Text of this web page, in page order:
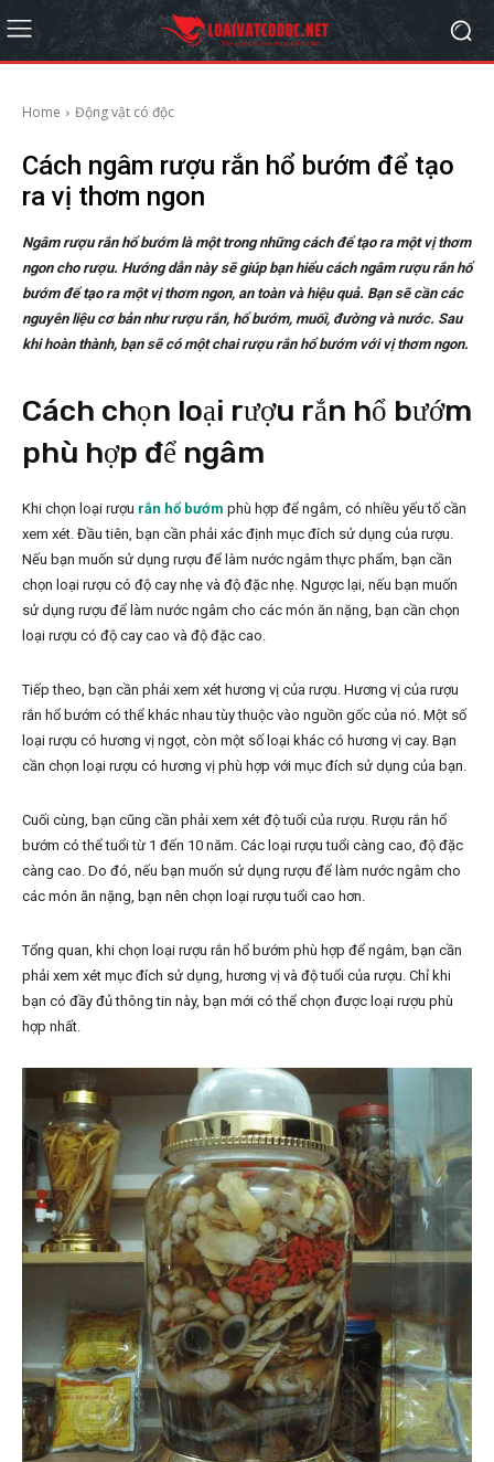
Home Động vật có độc
Cách ngâm rượu rắn hổ bướm để tạo
ra vị thơm ngon
Ngâm rượu rắn hổ bướm là một trong những cách để tạo ra một vị thơm
ngon cho rượu. Hướng dẫn này sẽ giúp bạn hiểu cách ngâm rượu rắn hổ
bướm để tạo ra một vị thơm ngon, an toàn và hiệu quả. Bạn sẽ cần các
nguyên liệu cơ bản như rượu rắn, hổ bướm, muối, đường và nước. Sau
khi hoàn thành, bạn sẽ có một chai rượu rắn hổ bướm với vị thơm ngon.
Cách chọn loại rượu rắn hổ bướm
phù hợp để ngâm
Khi chọn loại rượu rắn hổ bướm phù hợp để ngâm, có nhiều yếu tố cần
xem xét. Đầu tiên, bạn cần phải xác định mục đích sử dụng của rượu.
Nếu bạn muốn sử dụng rượu để làm nước ngâm thực phẩm, bạn cần
chọn loại rượu có độ cay nhẹ và độ đặc nhẹ. Ngược lại, nếu bạn muốn
sử dụng rượu để làm nước ngâm cho các món ăn nặng, bạn cần chọn
loại rượu có độ cay cao và độ đặc cao.
Tiếp theo, bạn cần phải xem xét hương vị của rượu. Hương vị của rượu
rắn hổ bướm có thể khác nhau tùy thuộc vào nguồn gốc của nó. Một số
loại rượu có hương vị ngọt, còn một số loại khác có hương vị cay. Bạn
cần chọn loại rượu có hương vị phù hợp với mục đích sử dụng của bạn.
Cuối cùng, bạn cũng cần phải xem xét độ tuổi của rượu. Rượu rắn hổ
bướm có thể tuổi từ 1 đến 10 năm. Các loại rượu tuổi càng cao, độ đặc
càng cao. Do đó, nếu bạn muốn sử dụng rượu để làm nước ngâm cho
các món ăn nặng, bạn nên chọn loại rượu tuổi cao hơn.
Tổng quan, khi chọn loại rượu rắn hổ bướm phù hợp để ngâm, bạn cần
phải xem xét mục đích sử dụng, hương vị và độ tuổi của rượu. Chỉ khi
bạn có đầy đủ thông tin này, bạn mới có thể chọn được loại rượu phù
hợp nhất.